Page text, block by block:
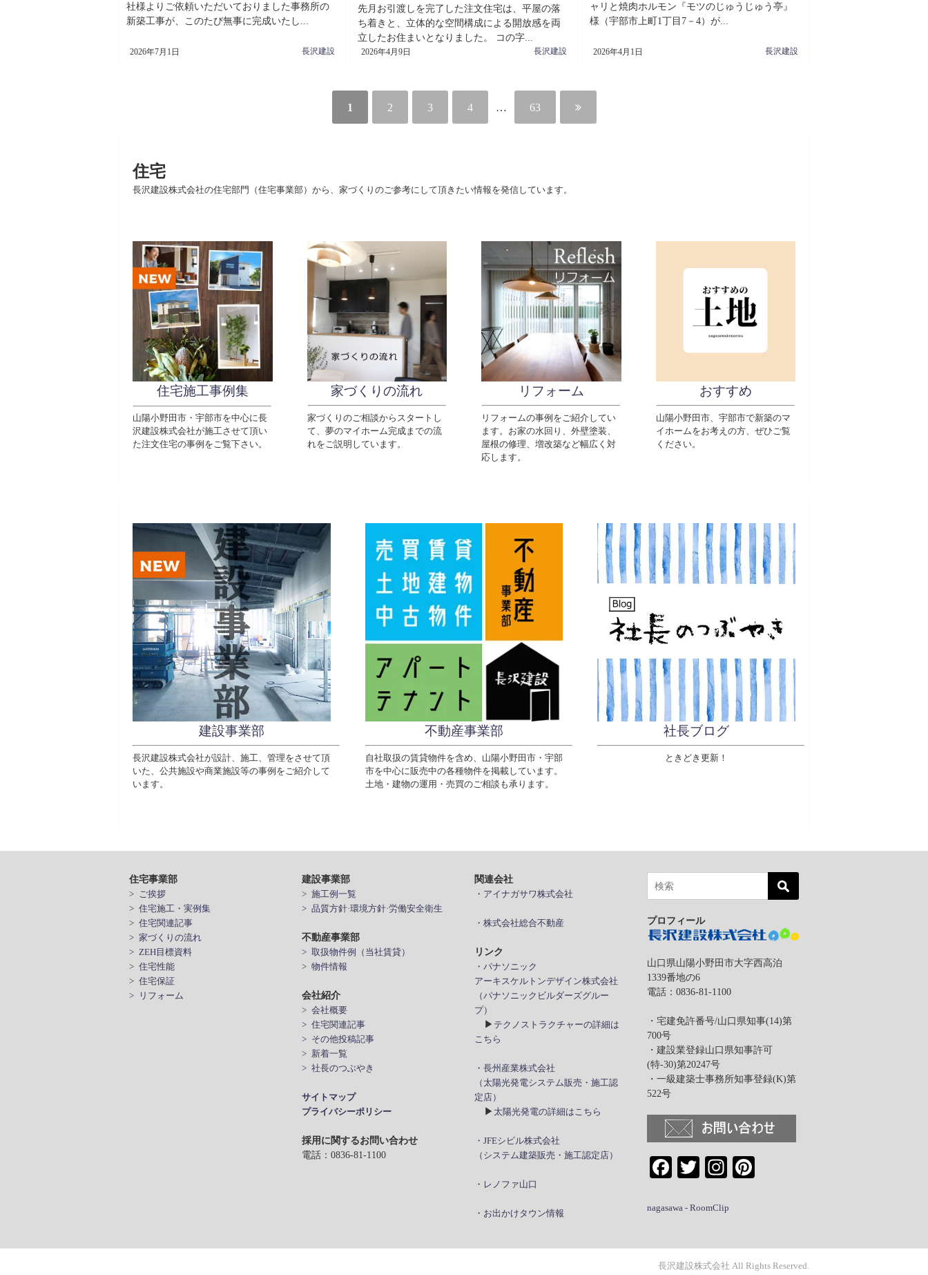
社様よりご依頼いただいておりました事務所の
新築工事が、このたび無事に完成いたし...
2026年7月1日 長沢建設
先月お引渡しを完了した注文住宅は、平屋の落
ち着きと、立体的な空間構成による開放感を両
立したお住まいとなりました。 コの字...
2026年4月9日 長沢建設
ャリと焼肉ホルモン『モツのじゅうじゅう亭』
様（宇部市上町1丁目7－4）が...
2026年4月1日 長沢建設
1 2 3 4 … 63
住宅
長沢建設株式会社の住宅部門（住宅事業部）から、家づくりのご参考にして頂きたい情報を発信しています。
住宅施工事例集
山陽小野田市・宇部市を中心に長
沢建設株式会社が施工させて頂い
た注文住宅の事例をご覧下さい。
家づくりの流れ
家づくりのご相談からスタートし
て、夢のマイホーム完成までの流
れをご説明しています。
リフォーム
リフォームの事例をご紹介してい
ます。 お家の水回り、外壁塗装、
屋根の修理、増改築など幅広く対
応します。
おすすめ
山陽小野田市、宇部市で新築のマ
イホームをお考えの方、ぜひご覧
ください。
建設事業部
長沢建設株式会社が設計、施工、管理をさせて頂
いた、公共施設や商業施設等の事例をご紹介して
います。
不動産事業部
自社取扱の賃貸物件を含め、山陽小野田市・宇部
市を中心に販売中の各種物件を掲載しています。
土地・建物の運用・売買のご相談も承ります。
社長ブログ
ときどき更新！
住宅事業部
> ご挨拶
> 住宅施工・実例集
> 住宅関連記事
> 家づくりの流れ
> ZEH目標資料
> 住宅性能
> 住宅保証
> リフォーム
建設事業部
> 施工例一覧
> 品質方針·環境方針·労働安全衛生
不動産事業部
> 取扱物件例（当社賃貸）
> 物件情報
会社紹介
> 会社概要
> 住宅関連記事
> その他投稿記事
> 新着一覧
> 社長のつぶやき
サイトマップ
プライバシーポリシー
採用に関するお問い合わせ
電話：0836-81-1100
関連会社
・アイナガサワ株式会社
・株式会社総合不動産
リンク
・パナソニック
アーキスケルトンデザイン株式会社
（パナソニックビルダーズグルー
プ）
▶ テクノストラクチャーの詳細は
こちら
・長州産業株式会社
（太陽光発電システム販売・施工認
定店）
▶ 太陽光発電の詳細はこちら
・JFEシビル株式会社
（システム建築販売・施工認定店）
・レノファ山口
・お出かけタウン情報
プロフィール
山口県山陽小野田市大字西高泊
1339番地の6
電話：0836-81-1100
・宅建免許番号/山口県知事(14)第
700号
・建設業登録山口県知事許可
(特-30)第20247号
・一級建築士事務所知事登録(K)第
522号
FacebookTwitter Instagram
nagasawa - RoomClip
長沢建設株式会社 All Rights Reserved.